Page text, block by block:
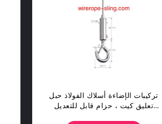
تركيبات الإضاءة أسلاك الفولاذ حبل
تعليق كيت ، حزام قابل للتعديل